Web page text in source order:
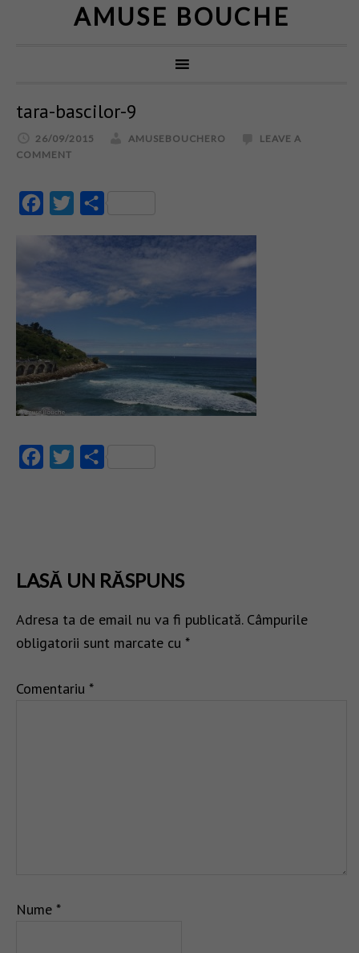
AMUSE BOUCHE
tara-bascilor-9
26/09/2015 AMUSEBOUCHERO
LEAVE A
COMMENT
FacebookTwitter
FacebookTwitter
LASĂ UN RĂSPUNS
Adresa ta de email nu va fi publicată. Câmpurile
obligatorii sunt marcate cu *
Comentariu *
Nume *